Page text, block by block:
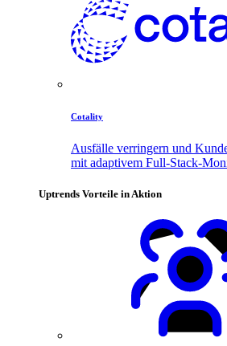
Cotality
Ausfälle verringern und
mit adaptivem Full-Stack-
Uptrends Vorteile in Aktion